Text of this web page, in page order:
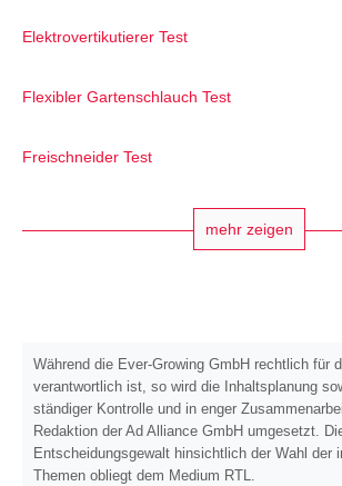
Elektrovertikutierer Test
Flexibler Gartenschlauch Test
Freischneider Test
mehr zeigen
Während die Ever-Growing GmbH rechtlich für
verantwortlich ist, so wird die Inhaltsplanung
ständiger Kontrolle und in enger
Redaktion der Ad Alliance GmbH umgesetzt.
Entscheidungsgewalt hinsichtlich der Wahl der
Themen obliegt dem Medium RTL.